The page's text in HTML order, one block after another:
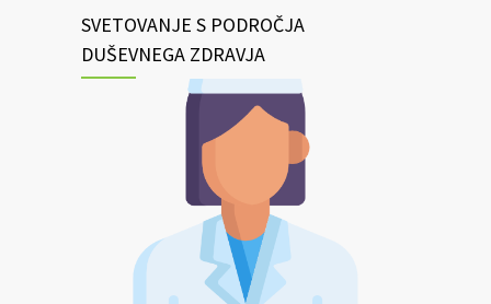
SVETOVANJE S PODROČJA
DUŠEVNEGA ZDRAVJA